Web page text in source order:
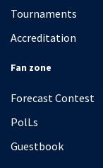
Tournaments
Accreditation
Fan zone
Forecast Contest
PolLs
Guestbook